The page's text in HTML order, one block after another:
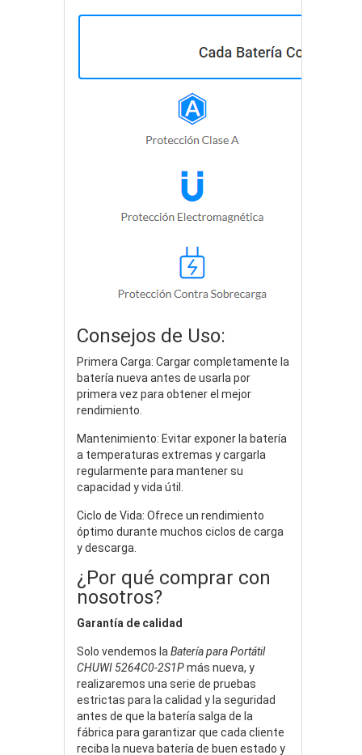
Consejos de Uso:
Primera Carga: Cargar completamente la
batería nueva antes de usarla por
primera vez para obtener el mejor
rendimiento.
Mantenimiento: Evitar exponer la batería
a temperaturas extremas y cargarla
regularmente para mantener su
capacidad y vida útil.
Ciclo de Vida: Ofrece un rendimiento
óptimo durante muchos ciclos de carga
y descarga.
¿Por qué comprar con
nosotros?
Garantía de calidad
Solo vendemos la Batería para Portátil
CHUWI 5264C0-2S1Pmás nueva, y
realizaremos una serie de pruebas
estrictas para la calidad y la seguridad
antes de que la batería salga de la
fábrica para garantizar que cada cliente
reciba la nueva batería de buen estado y